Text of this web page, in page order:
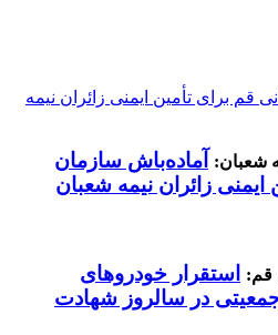
شعبان:
آماده‌باش سازمان
زائران نیمه شعبان
قم:
استقرار خودروهای
در سالروز شهادت